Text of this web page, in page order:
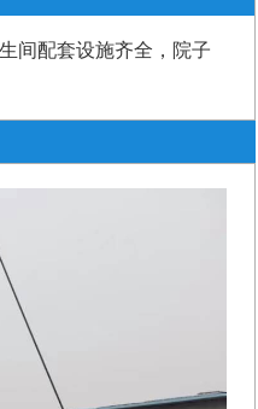
间配套设施齐全，院子